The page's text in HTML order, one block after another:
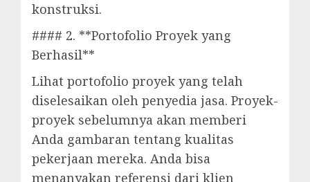
konstruksi.
#### 2. **Portofolio Proyek yang
Berhasil**
Lihat portofolio proyek yang telah
diselesaikan oleh penyedia jasa. Proyek-
proyek sebelumnya akan memberi
Anda gambaran tentang kualitas
pekerjaan mereka. Anda bisa
menanyakan referensi dari klien